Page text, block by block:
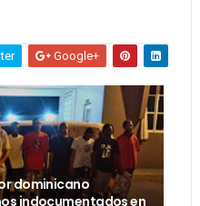
Google+
dominicano
indocumentados en